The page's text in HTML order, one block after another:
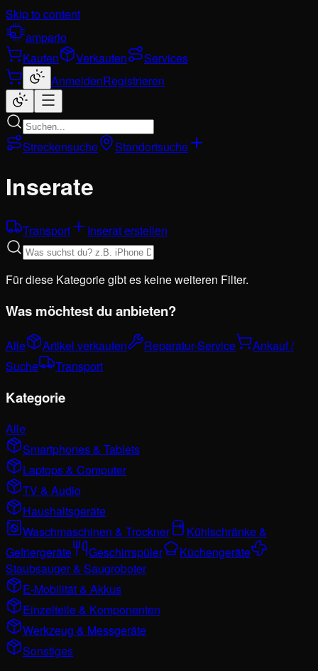
Skip to content
ampario
Kaufen
Verkaufen
Services
AnmeldenRegistrieren
Streckensuche Standortsuche
Inserate
Transport Inserat erstellen
Für diese Kategorie gibt es keine weiteren Filter.
Was möchtest du anbieten?
Alle Artikel verkaufen Reparatur-Service
Ankauf /
Suche
Transport
Kategorie
Alle
Smartphones & Tablets
Laptops & Computer
TV & Audio
Haushaltsgeräte
Waschmaschinen & Trockner
Kühlschränke &
Gefriergeräte
Geschirrspüler
Küchengeräte
Staubsauger & Saugroboter
E-Mobilität & Akkus
Einzelteile & Komponenten
Werkzeug & Messgeräte
Sonstiges